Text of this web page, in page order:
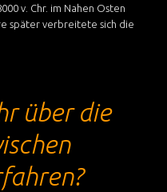
v. Chr. im Nahen Osten
später verbreitete sich die
über die